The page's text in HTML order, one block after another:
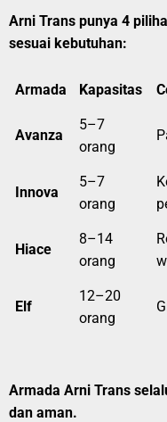
Arni Trans punya 4
sesuai kebutuhan:
Armada Kapasitas
Avanza
5–7
orang
Innova
5–7
orang
Hiace
8–14
orang
Elf
12–20
orang
Armada Arni Trans
dan aman.